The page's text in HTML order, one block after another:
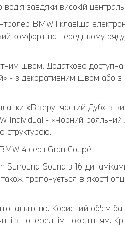
завдяки високій
BMW і клавіша
комфорт на передньому
швом. Додатково
- з декоративним швом або
«Візерунчастий Дуб» з
Individual - «Чорний
структурою.
4 серії Gran Coupé.
Surround Sound з 16
пропонується в якості
Корисний об'єм
з попереднім поколінням.